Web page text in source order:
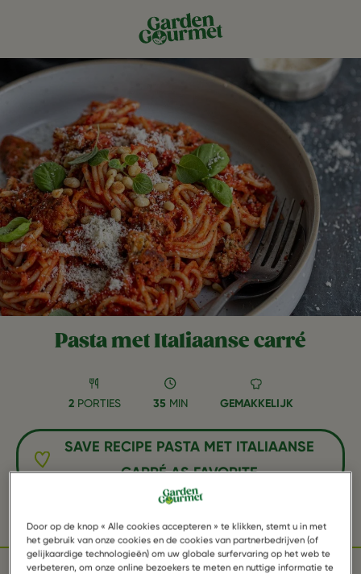
Pasta met Italiaanse carré
2 PORTIES 35 MIN GEMAKKELIJK
SAVE RECIPE PASTA MET ITALIAANSE
CARRÉ AS FAVORITE
Door op de knop « Alle cookies accepteren » te klikken, stemt u in met
het gebruik van onze cookies en de cookies van partnerbedrijven (of
gelijkaardige technologieën) om uw globale surfervaring op het web te
verbeteren, om onze online bezoekers te meten en nuttige informatie te